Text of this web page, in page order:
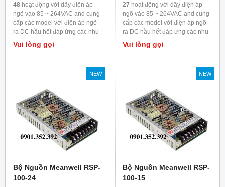
48 hoạt động với dãy điện áp
ngõ vào 85 ~ 264VAC and cung
cấp các model với điện áp ngõ
ra DC hầu hết đáp ứng các nhu
cầu trong ngành công nghiệp.
Mỗi model được làm mát bằng
Vui lòng gọi
27 hoạt động với dãy điện áp
ngõ vào 85 ~ 264VAC and cung
cấp các model với điện áp ngõ
ra DC hầu hết đáp ứng các nhu
cầu trong ngành công nghiệp.
Mỗi model được làm mát bằng
Vui lòng gọi
NEW
Bộ Nguồn Meanwell RSP-
100-24
NEW
Bộ Nguồn Meanwell RSP-
100-15